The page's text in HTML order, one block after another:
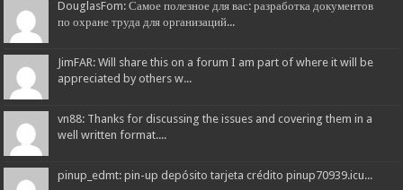
DouglasFom: Самое полезное для вас: разработка документов
по охране труда для организаций...
JimFAR: Will share this on a forum I am part of where it will be
appreciated by others w...
vn88: Thanks for discussing the issues and covering them in a
well written format....
pinup_edmt: pin-up depósito tarjeta crédito pinup70939.icu...